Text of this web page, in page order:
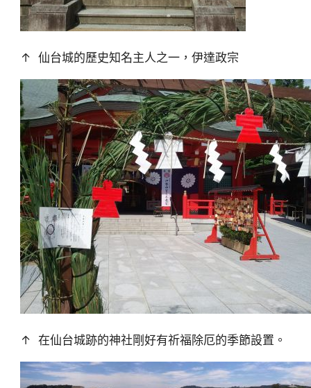
↑ 仙台城的歷史知名主人之一，伊達政宗
↑ 在仙台城跡的神社剛好有祈福除厄的季節設置。